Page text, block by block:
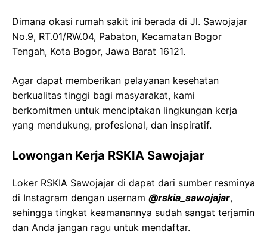
Dimana okasi rumah sakit ini berada di Jl. Sawojajar
No.9, RT.01/RW.04, Pabaton, Kecamatan Bogor
Tengah, Kota Bogor, Jawa Barat 16121.
Agar dapat memberikan pelayanan kesehatan
berkualitas tinggi bagi masyarakat, kami
berkomitmen untuk menciptakan lingkungan kerja
yang mendukung, profesional, dan inspiratif.
Lowongan Kerja RSKIA Sawojajar
Loker RSKIA Sawojajar di dapat dari sumber resminya
di Instagram dengan usernam @rskia_sawojajar,
sehingga tingkat keamanannya sudah sangat terjamin
dan Anda jangan ragu untuk mendaftar.